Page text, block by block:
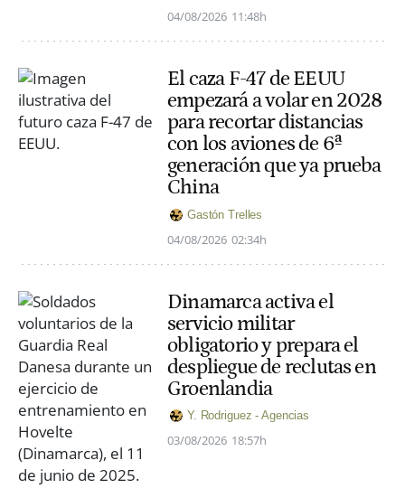
04/08/2026 11:48h
El caza F-47 de EEUU
empezará a volar en 2028
para recortar distancias
con los aviones de 6ª
generación que ya prueba
China
Gastón Trelles
04/08/2026 02:34h
Dinamarca activa el
servicio militar
obligatorio y prepara el
despliegue de reclutas en
Groenlandia
Y. Rodriguez - Agencias
03/08/2026 18:57h